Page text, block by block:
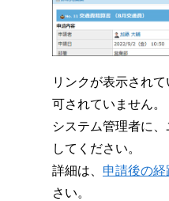
リンクが表示され
可されていません。
システム管理者に
してください。
詳細は、 申請後の
さい。